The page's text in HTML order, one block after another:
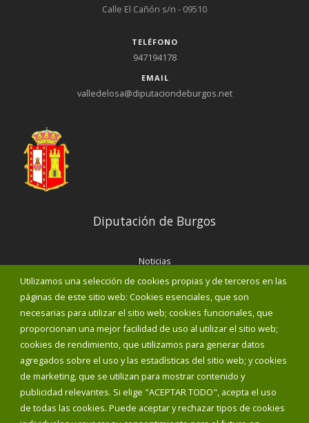
Utilizamos una selección de cookies propias y de terceros en las
páginas de este sitio web: Cookies esenciales, que son
necesarias para utilizar el sitio web; cookies funcionales, que
proporcionan una mejor facilidad de uso al utilizar el sitio web;
cookies de rendimiento, que utilizamos para generar datos
agregados sobre el uso y las estadísticas del sitio web; y cookies
de marketing, que se utilizan para mostrar contenido y
publicidad relevantes. Si elige "ACEPTAR TODO", acepta el uso
de todas las cookies. Puede aceptar y rechazar tipos de cookies
Calle El Cañón s/n - 09510
TELÉFONO
947194178
EMAIL
valledelosa@diputaciondeburgos.net
Diputación de Burgos
Noticias
Eventos
Corporación Municipal
Teléfonos de interés
INICIAR SESIÓN
MAPA WEB